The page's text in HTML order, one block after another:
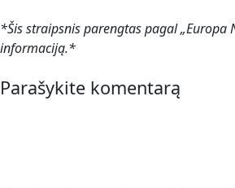
*Šis straipsnis parengtas pagal „Europa
informaciją.*
Parašykite komentarą